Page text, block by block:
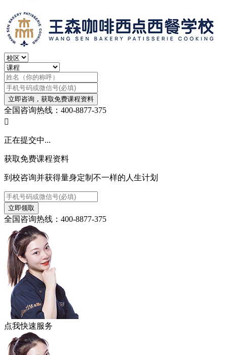
立即咨询，获取免费课程资料
全国咨询热线：400-8877-375

正在提交中...
获取免费课程资料
到校咨询并获得量身定制不一样的人生计划
立即领取
全国咨询热线：400-8877-375
点我快速服务